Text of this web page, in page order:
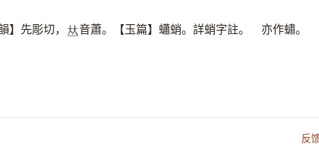
】先彫切， 𠀤音蕭。【玉篇】蠨蛸。詳蛸字註。 亦作蟰。
反